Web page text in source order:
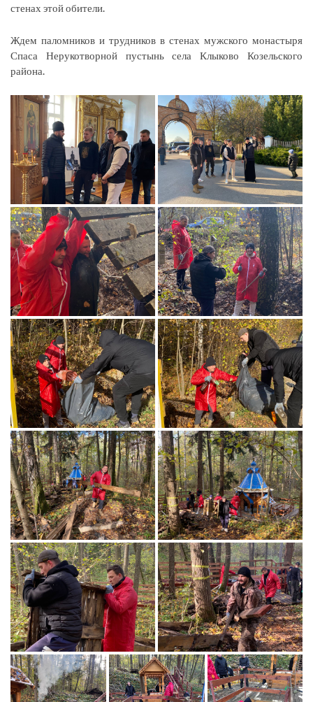
стенах этой обители.
Ждем паломников и трудников в стенах мужского монастыря
Спаса Нерукотворной пустынь села Клыково Козельского
района.